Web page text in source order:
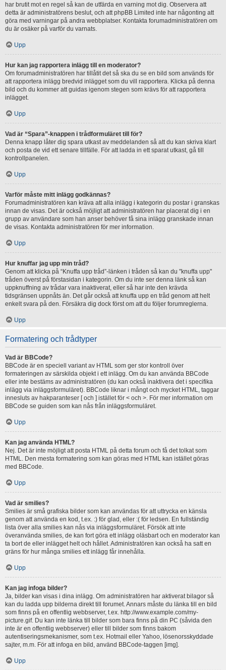
har brutit mot en regel så kan de utfärda en varning mot dig. Observera att
detta är administratörens beslut, och att phpBB Limited inte har någonting att
göra med varningar på andra webbplatser. Kontakta forumadministratören om
du är osäker på varför du varnats.
Upp
Hur kan jag rapportera inlägg till en moderator?
Om forumadministratören har tillåtit det så ska du se en bild som används för
att rapportera inlägg bredvid inlägget som du vill rapportera. Klicka på denna
bild och du kommer att guidas igenom stegen som krävs för att rapportera
inlägget.
Upp
Vad är “Spara”-knappen i trådformuläret till för?
Denna knapp låter dig spara utkast av meddelanden så att du kan skriva klart
och posta de vid ett senare tillfälle. För att ladda in ett sparat utkast, gå till
kontrollpanelen.
Upp
Varför måste mitt inlägg godkännas?
Forumadministratören kan kräva att alla inlägg i kategorin du postar i granskas
innan de visas. Det är också möjligt att administratören har placerat dig i en
grupp av användare som han anser behöver få sina inlägg granskade innan
de visas. Kontakta administratören för mer information.
Upp
Hur knuffar jag upp min tråd?
Genom att klicka på “Knuffa upp tråd”-länken i tråden så kan du "knuffa upp"
tråden överst på förstasidan i kategorin. Om du inte ser denna länk så kan
uppknuffning av trådar vara inaktiverat, eller så har inte den krävda
tidsgränsen uppnåts än. Det går också att knuffa upp en tråd genom att helt
enkelt svara på den. Försäkra dig dock först om att du följer forumreglerna.
Upp
Formatering och trådtyper
Vad är BBCode?
BBCode är en speciell variant av HTML som ger stor kontroll över
formateringen av särskilda objekt i ett inlägg. Om du kan använda BBCode
eller inte bestäms av administratören (du kan också inaktivera det i specifika
inlägg via inläggsformuläret). BBCode liknar i mångt och mycket HTML, taggar
innesluts av hakparanteser [ och ] istället för < och >. För mer information om
BBCode se guiden som kan nås från inläggsformuläret.
Upp
Kan jag använda HTML?
Nej. Det är inte möjligt att posta HTML på detta forum och få det tolkat som
HTML. Den mesta formatering som kan göras med HTML kan istället göras
med BBCode.
Upp
Vad är smilies?
Smilies är små grafiska bilder som kan användas för att uttrycka en känsla
genom att använda en kod, t.ex. :) för glad, eller :( för ledsen. En fullständig
lista över alla smilies kan nås via inläggsformuläret. Försök att inte
överanvända smilies, de kan fort göra ett inlägg oläsbart och en moderator kan
ta bort de eller inlägget helt och hållet. Administratören kan också ha satt en
gräns för hur många smilies ett inlägg får innehålla.
Upp
Kan jag infoga bilder?
Ja, bilder kan visas i dina inlägg. Om administratören har aktiverat bilagor så
kan du ladda upp bilderna direkt till forumet. Annars måste du länka till en bild
som finns på en offentlig webbserver, t.ex. http://www.example.com/my-
picture.gif. Du kan inte länka till bilder som bara finns på din PC (såvida den
inte är en offentlig webbserver) eller till bilder som finns bakom
autentiseringsmekanismer, som t.ex. Hotmail eller Yahoo, lösenorsskyddade
sajter, m.m. För att infoga en bild, använd BBCode-taggen [img].
Upp